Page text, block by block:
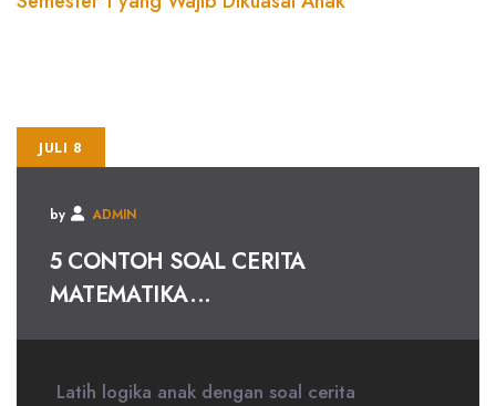
JULI 8
by ADMIN
5 CONTOH SOAL CERITA
MATEMATIKA...
Latih logika anak dengan soal cerita